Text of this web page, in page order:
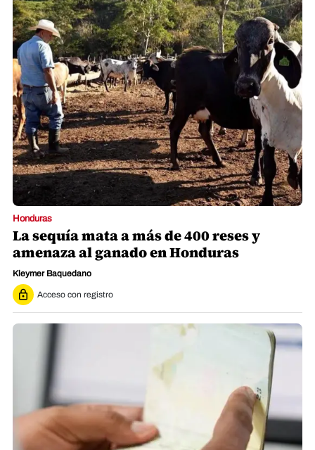
Honduras
La sequía mata a más de 400 reses y
amenaza al ganado en Honduras
Kleymer Baquedano
Acceso con registro